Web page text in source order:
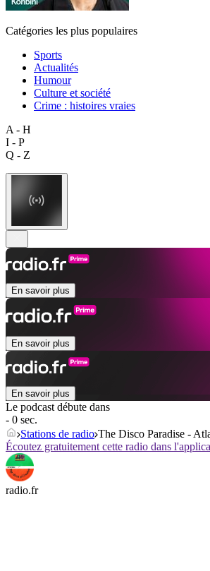
Catégories les plus populaires
Sports
Actualités
Humour
Culture et société
Crime : histoires vraies
A - H
I - P
Q - Z
En savoir plus
En savoir plus
En savoir plus
Le podcast débute dans
- 0 sec.
Stations de radio The Disco Paradise -
Écoutez gratuitement cette radio dans
radio.fr